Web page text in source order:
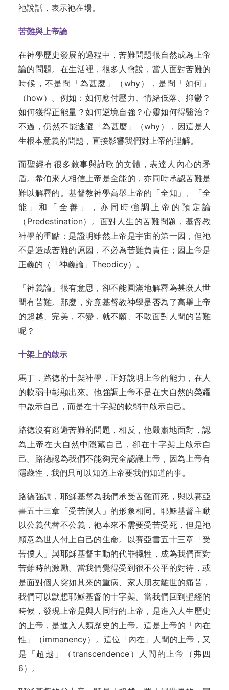
祂說話，表示祂在場。
苦難與上帝論
在神學歷史發展的過程中，苦難問題很自然成為上帝
論的問題。在生活裡，很多人會說，當人面對苦難的
時候，不是問「為甚麼」（why），是問「如何」
（how）。例如：如何應付壓力、情緒低落、抑鬱？
如何獲得正能量？如何逆境自強？心靈如何得醫治？
不過，仍然不能逃避「為甚麼」（why），因這是人
生根本意義的問題，直接影響我們對上帝的理解。
而聖經有很多敘事與詩歌的文體，表達人內心的矛
盾。希伯來人相信上帝是全能的，亦同時承認苦難是
難以解釋的。基督教神學高舉上帝的「全知」、「全
能」和「全善」，亦同時強調上帝的預定論
（Predestination）。面對人生的苦難問題，基督教
神學的重點：是證明雖然上帝是宇宙的第一因，但祂
不是造成苦難的原因，不必為苦難負責任；因上帝是
正義的（「神義論」Theodicy）。
「神義論」很有意思，卻不能圓滿地解釋為甚麼人世
間有苦難。那麼，究竟基督教神學是否為了高舉上帝
的超越、完美，不變，就不願、不敢面對人間的苦難
呢？
十架上的啟示
馬丁．路德的十架神學，正好說明上帝的能力，在人
的軟弱中彰顯出來。他強調上帝不是在大自然的榮耀
中啟示自己，而是在十字架的軟弱中啟示自己。
路德沒有逃避苦難的問題，相反，他嚴肅地面對，認
為上帝在大自然中隱藏自己，卻在十字架上啟示自
己。路德認為我們不能夠完全認識上帝，因為上帝有
隱藏性，我們只可以知道上帝要我們知道的事。
路德強調，耶穌基督為我們承受苦難而死，與以賽亞
書五十三章「受苦僕人」的形象相同。耶穌基督主動
以公義代替不公義，祂本來不需要受苦受死，但是祂
願意為世人付上自己的生命。以賽亞書五十三章「受
苦僕人」與耶穌基督主動的代罪犧牲，成為我們面對
苦難時的激勵。當我們覺得受到很不公平的對待，或
是面對個人突如其來的重病、家人朋友離世的痛苦，
我們可以默想耶穌基督的十字架。當我們回到聖經的
時候，發現上帝是與人同行的上帝，是進入人生歷史
的上帝，是進入人類歷史的上帝。這是上帝的「內在
性」（immanency）。這位「內在」人間的上帝，又
是「超越」（transcendence）人間的上帝（弗四
6）。